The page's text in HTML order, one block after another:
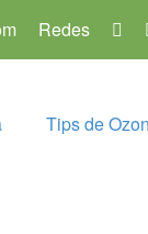
Redes
Tips de